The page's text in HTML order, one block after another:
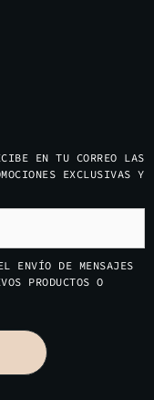
EN TU CORREO LAS
EXCLUSIVAS Y
ENVÍO DE MENSAJES
PRODUCTOS O